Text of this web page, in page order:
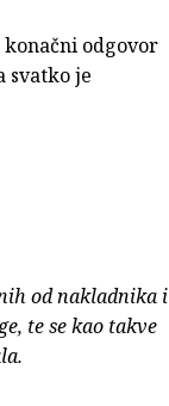
odgovor
svatko je
od nakladnika i
te se kao takve